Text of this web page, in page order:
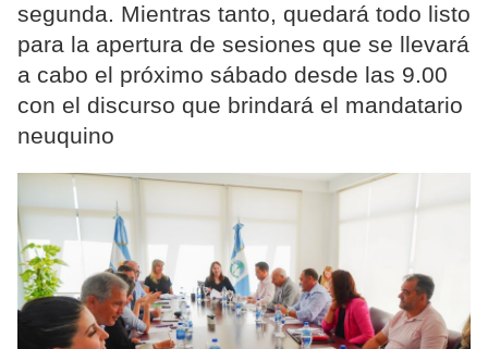
segunda. Mientras tanto, quedará todo listo
para la apertura de sesiones que se llevará
a cabo el próximo sábado desde las 9.00
con el discurso que brindará el mandatario
neuquino